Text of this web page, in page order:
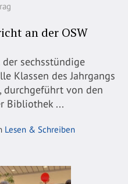
an der OSW
sechsstündige
Klassen des Jahrgangs
durchgeführt von den
Bibliothek ...
Lesen & Schreiben